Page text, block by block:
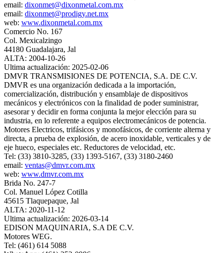
email: dixonmet@dixonmetal.com.mx
email: dixonmet@prodigy.net.mx
web: www.dixonmetal.com.mx
Comercio No. 167
Col. Mexicalzingo
44180 Guadalajara, Jal
ALTA: 2004-10-26
Ultima actualización: 2025-02-06
DMVR TRANSMISIONES DE POTENCIA, S.A. DE C.V.
DMVR es una organización dedicada a la importación,
comercialización, distribución y ensamblaje de dispositivos
mecánicos y electrónicos con la finalidad de poder suministrar,
asesorar y decidir en forma conjunta la mejor elección para su
industria, en lo referente a equipos electromecánicos de potencia.
Motores Electricos, trifásicos y monofásicos, de corriente alterna y
directa, a prueba de explosión, de acero inoxidable, verticales y de
eje hueco, especiales etc. Reductores de velocidad, etc.
Tel: (33) 3810-3285, (33) 1393-5167, (33) 3180-2460
email: ventas@dmvr.com.mx
web: www.dmvr.com.mx
Brida No. 247-7
Col. Manuel López Cotilla
45615 Tlaquepaque, Jal
ALTA: 2020-11-12
Ultima actualización: 2026-03-14
EDISON MAQUINARIA, S.A DE C.V.
Motores WEG.
Tel: (461) 614 5088